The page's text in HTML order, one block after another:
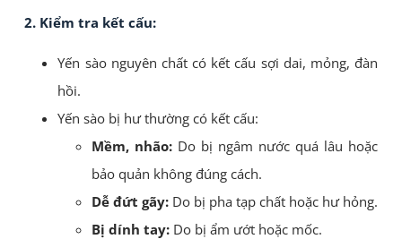
2. Kiểm tra kết cấu:
Yến sào nguyên chất có kết cấu sợi dai, mỏng, đàn
hồi.
Yến sào bị hư thường có kết cấu:
Mềm, nhão:Do bị ngâm nước quá lâu hoặc
bảo quản không đúng cách.
Dễ đứt gãy:Do bị pha tạp chất hoặc hư hỏng.
Bị dính tay:Do bị ẩm ướt hoặc mốc.